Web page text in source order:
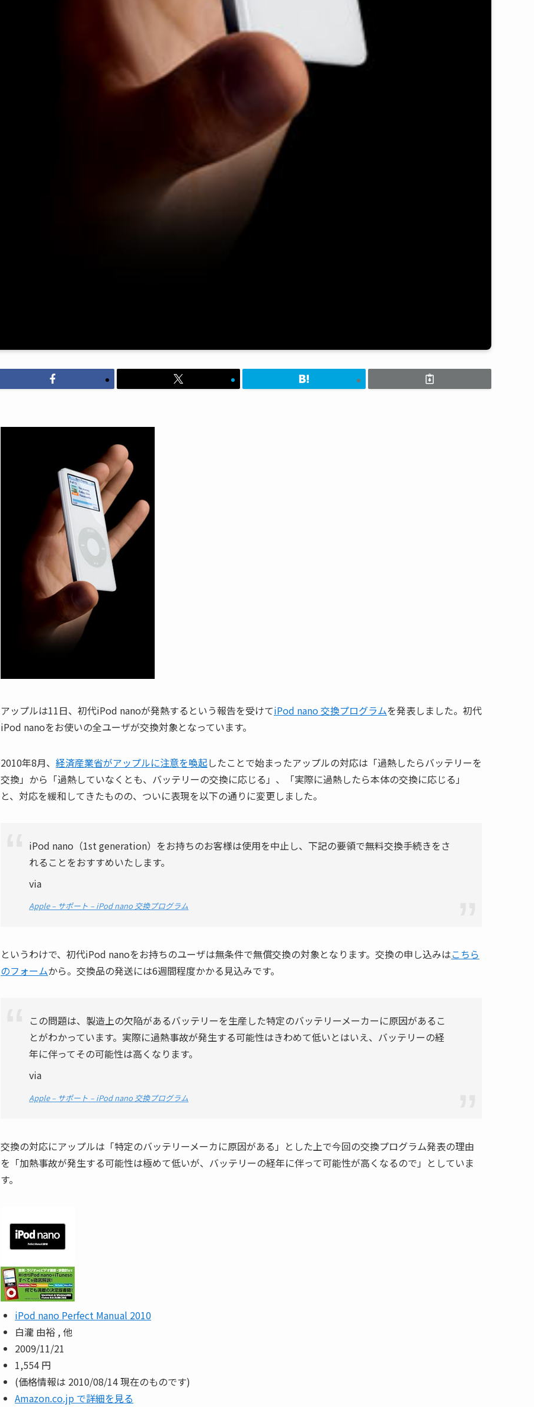
アップルは11日、初代iPod nanoが発熱するという報告を受けてiPod nano 交換プログラムを発表しました。初代
iPod nanoをお使いの全ユーザが交換対象となっています。
2010年8月、 経済産業省がアップルに注意を喚起したことで始まったアップルの対応は「過熱したらバッテリーを
交換」から「過熱していなくとも、バッテリーの交換に応じる」、「実際に過熱したら本体の交換に応じる」
と、対応を緩和してきたものの、ついに表現を以下の通りに変更しました。
iPod nano（1st generation）をお持ちのお客様は使用を中止し、下記の要領で無料交換手続きをさ
れることをおすすめいたします。
via
Apple – サポート – iPod nano 交換プログラム
というわけで、初代iPod nanoをお持ちのユーザは無条件で無償交換の対象となります。交換の申し込みはこちら
のフォームから。交換品の発送には6週間程度かかる見込みです。
この問題は、製造上の欠陥があるバッテリーを生産した特定のバッテリーメーカーに原因があるこ
とがわかっています。実際に過熱事故が発生する可能性はきわめて低いとはいえ、バッテリーの経
年に伴ってその可能性は高くなります。
via
Apple – サポート – iPod nano 交換プログラム
交換の対応にアップルは「特定のバッテリーメーカに原因がある」とした上で今回の交換プログラム発表の理由
を「加熱事故が発生する可能性は極めて低いが、バッテリーの経年に伴って可能性が高くなるので」としていま
す。
iPod nano Perfect Manual 2010
白瀧 由裕 , 他
2009/11/21
1,554 円
(価格情報は 2010/08/14 現在のものです)
Amazon.co.jp で詳細を見る